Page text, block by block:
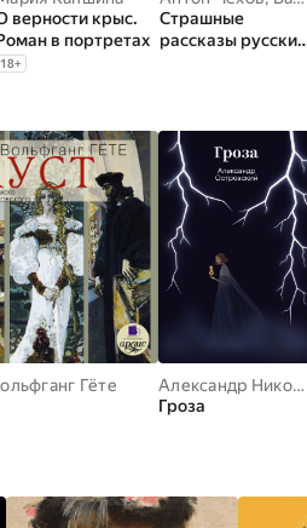
верности крыс.
в портретах
18+
Страшные
рассказы русских
Гёте
Александр Николаевич Островский
Гроза